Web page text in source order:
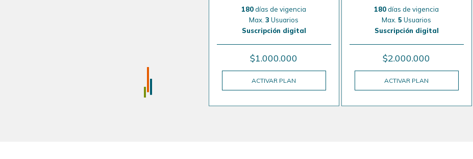
180días de vigencia
Max.3 Usuarios
Suscripción digital
$1.000.000
ACTIVAR PLAN
180días de vigencia
Max. 5 Usuarios
Suscripción digital
$2.000.000
ACTIVAR PLAN